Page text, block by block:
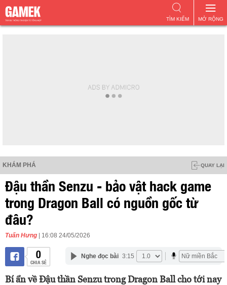
MỞ RỘNG
TÌM KIẾM
KHÁM PHÁ QUAY LẠI
Đậu thần Senzu - bảo vật hack game
trong Dragon Ball có nguồn gốc từ
đâu?
Tuấn Hưng | 16:08 24/05/2026
0
CHIA SẺ
Nghe đọc bài 3:15
Bí ẩn về Đậu thần Senzu trong Dragon Ball cho tới nay